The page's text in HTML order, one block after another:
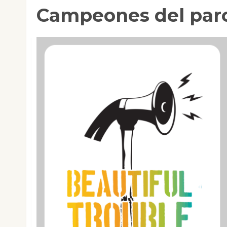
Campeones del